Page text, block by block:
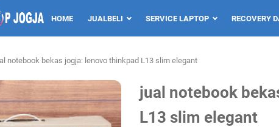
HOME JUALBELI SERVICE LAPTOP RECOVERY
notebook bekas jogja: lenovo thinkpad L13 slim elegant
jual notebook
L13 slim elegant